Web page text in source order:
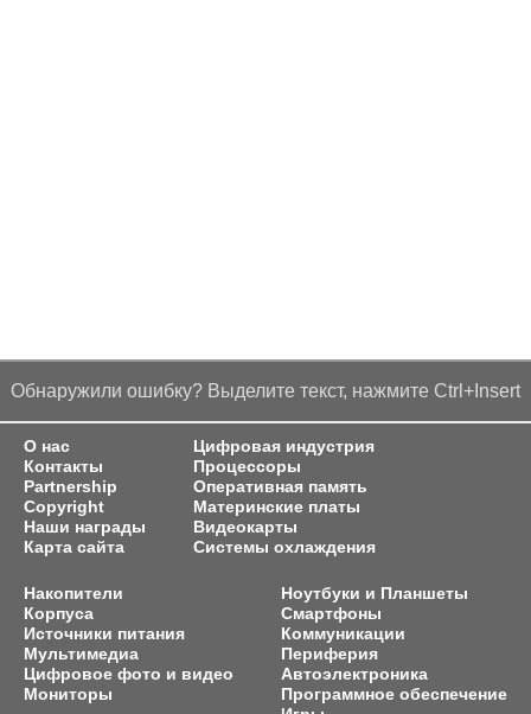
Обнаружили ошибку? Выделите текст, нажмите Ctrl+Insert
О нас
Контакты
Partnership
Copyright
Наши награды
Карта сайта
Цифровая индустрия
Процессоры
Оперативная память
Материнские платы
Видеокарты
Системы охлаждения
Накопители
Корпуса
Источники питания
Мультимедиа
Цифровое фото и видео
Мониторы
Ноутбуки и Планшеты
Смартфоны
Коммуникации
Периферия
Автоэлектроника
Программное обеспечение